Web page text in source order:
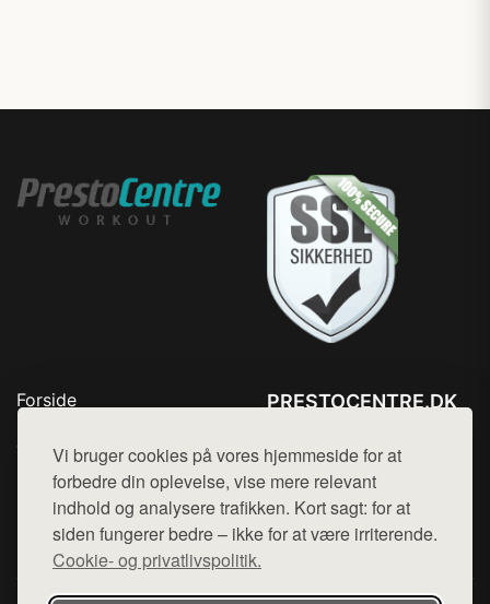
Vi bruger cookies på vores hjemmeside for at
forbedre din oplevelse, vise mere relevant
indhold og analysere trafikken. Kort sagt: for at
siden fungerer bedre – ikke for at være irriterende.
Cookie- og privatlivspolitik.
Forside
Top Rabatter
Kontakt
PRESTOCENTRE.DK
Mail: hej@want.dk
Cookie- og privatlivspolitik